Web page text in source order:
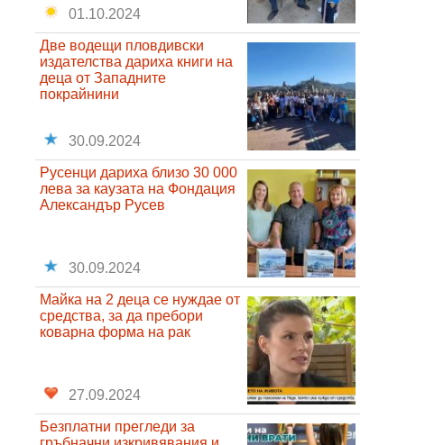
01.10.2024
Две водещи пловдивски
издателства дариха книги на
деца от Западните
покрайнини
30.09.2024
Русенци дариха близо 30 000
лева за каузата на Фондация
Александър Русев
30.09.2024
Майка на 2 деца се нуждае от
средства, за да пребори
коварна форма на рак
27.09.2024
Безплатни прегледи за